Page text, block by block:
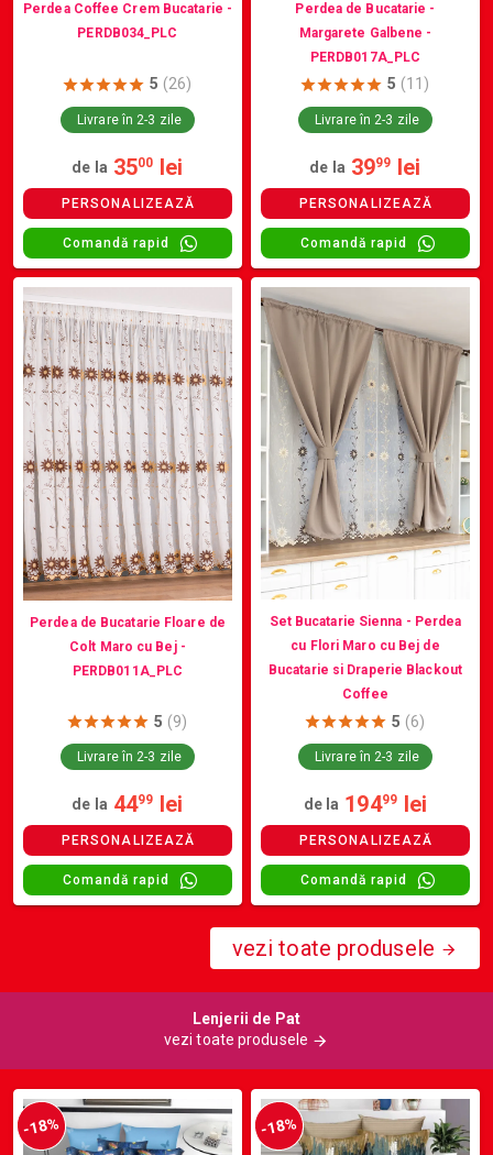
Perdea Coffee Crem Bucatarie -
PERDB034_PLC
5 (26)
Livrare în 2-3 zile
de la 3500 lei
PERSONALIZEAZĂ
Comandă rapid
Perdea de Bucatarie -
Margarete Galbene -
PERDB017A_PLC
5 (11)
Livrare în 2-3 zile
de la 3999 lei
PERSONALIZEAZĂ
Comandă rapid
Perdea de Bucatarie Floare de
Colt Maro cu Bej -
PERDB011A_PLC
5 (9)
Livrare în 2-3 zile
de la 4499 lei
PERSONALIZEAZĂ
Comandă rapid
Set Bucatarie Sienna - Perdea
cu Flori Maro cu Bej de
Bucatarie si Draperie Blackout
Coffee
5 (6)
Livrare în 2-3 zile
de la 19499 lei
PERSONALIZEAZĂ
Comandă rapid
vezi toate produsele
Lenjerii de Pat
vezi toate produsele
-18% -18%